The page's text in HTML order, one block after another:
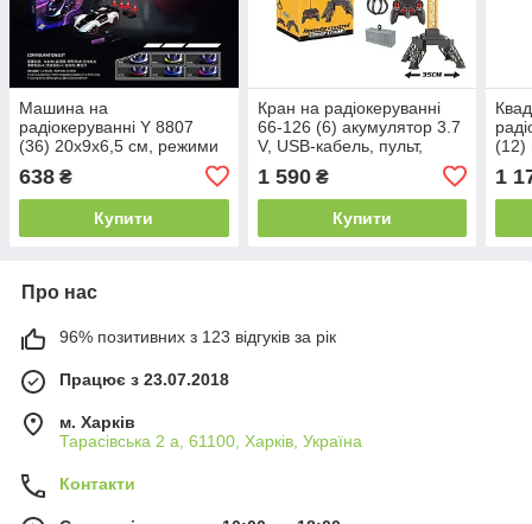
Машина на
радіокеруванні Y 8807
(36) 20х9х6,5 см, режими
підсвічування, 3 режими
швидкості, акумулятор
3.7V, пульт 2.4 GHz,
638 ₴
Купити
Кран на радіокеруванні
66-126 (6) акумулятор 3.7
V, USB-кабель, пульт,
обертається, автоматично
підіймає
1 590₴
Купити
(12)
1
Про нас
96% позитивних з 123 відгуків за рік
Працює з 23.07.2018
м. Харків
Тарасівська 2 а, 61100, Харків, Україна
Контакти